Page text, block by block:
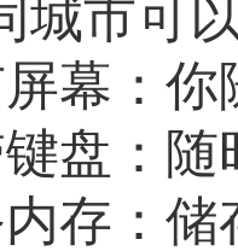
城市可
幕：
盘：
存：